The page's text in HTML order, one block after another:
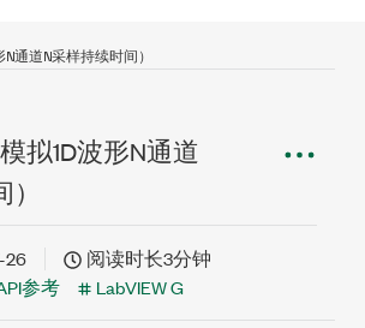
通道N采样持续时间）
拟1D波形N通道
26
阅读时长3分钟
参考 LabVIEW G